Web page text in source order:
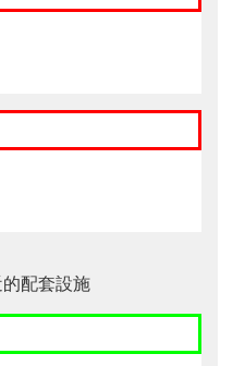
配套設施